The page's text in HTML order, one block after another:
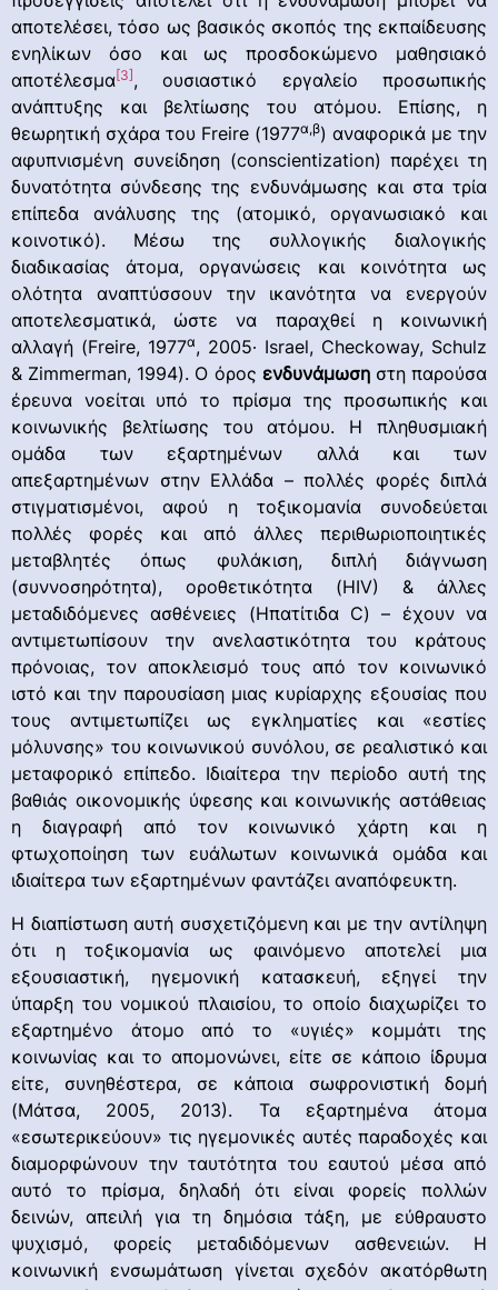
αποτελέσει, τόσο ως βασικός σκοπός της εκπαίδευσης
ενηλίκων όσο και ως προσδοκώμενο μαθησιακό
αποτέλεσμα[3] , ουσιαστικό εργαλείο προσωπικής
ανάπτυξης και βελτίωσης του ατόμου. Επίσης, η
θεωρητική σχάρα του Freire (1977α,β) αναφορικά με την
αφυπνισμένη συνείδηση (conscientization) παρέχει τη
δυνατότητα σύνδεσης της ενδυνάμωσης και στα τρία
επίπεδα ανάλυσης της (ατομικό, οργανωσιακό και
κοινοτικό). Μέσω της συλλογικής διαλογικής
διαδικασίας άτομα, οργανώσεις και κοινότητα ως
ολότητα αναπτύσσουν την ικανότητα να ενεργούν
αποτελεσματικά, ώστε να παραχθεί η κοινωνική
αλλαγή (Freire, 1977α, 2005∙ Israel, Checkoway, Schulz
& Zimmerman, 1994). Ο όρος ενδυνάμωση στη παρούσα
έρευνα νοείται υπό το πρίσμα της προσωπικής και
κοινωνικής βελτίωσης του ατόμου. Η πληθυσμιακή
ομάδα των εξαρτημένων αλλά και των
απεξαρτημένων στην Ελλάδα – πολλές φορές διπλά
στιγματισμένοι, αφού η τοξικομανία συνοδεύεται
πολλές φορές και από άλλες περιθωριοποιητικές
μεταβλητές όπως φυλάκιση, διπλή διάγνωση
(συννοσηρότητα), οροθετικότητα (HIV) & άλλες
μεταδιδόμενες ασθένειες (Ηπατίτιδα C) – έχουν να
αντιμετωπίσουν την ανελαστικότητα του κράτους
πρόνοιας, τον αποκλεισμό τους από τον κοινωνικό
ιστό και την παρουσίαση μιας κυρίαρχης εξουσίας που
τους αντιμετωπίζει ως εγκληματίες και «εστίες
μόλυνσης» του κοινωνικού συνόλου, σε ρεαλιστικό και
μεταφορικό επίπεδο. Ιδιαίτερα την περίοδο αυτή της
βαθιάς οικονομικής ύφεσης και κοινωνικής αστάθειας
η διαγραφή από τον κοινωνικό χάρτη και η
φτωχοποίηση των ευάλωτων κοινωνικά ομάδα και
ιδιαίτερα των εξαρτημένων φαντάζει αναπόφευκτη.
Η διαπίστωση αυτή συσχετιζόμενη και με την αντίληψη
ότι η τοξικομανία ως φαινόμενο αποτελεί μια
εξουσιαστική, ηγεμονική κατασκευή, εξηγεί την
ύπαρξη του νομικού πλαισίου, το οποίο διαχωρίζει το
εξαρτημένο άτομο από το «υγιές» κομμάτι της
κοινωνίας και το απομονώνει, είτε σε κάποιο ίδρυμα
είτε, συνηθέστερα, σε κάποια σωφρονιστική δομή
(Μάτσα, 2005, 2013). Τα εξαρτημένα άτομα
«εσωτερικεύουν» τις ηγεμονικές αυτές παραδοχές και
διαμορφώνουν την ταυτότητα του εαυτού μέσα από
αυτό το πρίσμα, δηλαδή ότι είναι φορείς πολλών
δεινών, απειλή για τη δημόσια τάξη, με εύθραυστο
ψυχισμό, φορείς μεταδιδόμενων ασθενειών. Η
κοινωνική ενσωμάτωση γίνεται σχεδόν ακατόρθωτη